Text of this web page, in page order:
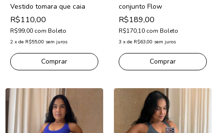
Vestido tomara que caia
R$110,00
R$99,00 com Boleto
2 x de R$55,00 sem juros
Comprar
conjunto Flow
R$189,00
R$170,10 com Boleto
3 x de R$63,00 sem juros
Comprar